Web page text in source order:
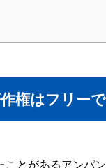
権はフリーで
とがあるアンパン